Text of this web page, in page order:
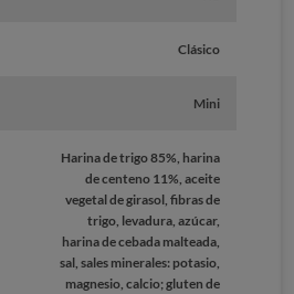
Clásico
Mini
Harina de trigo 85%, harina
de centeno 11%, aceite
vegetal de girasol, fibras de
trigo, levadura, azúcar,
harina de cebada malteada,
sal, sales minerales: potasio,
magnesio, calcio; gluten de